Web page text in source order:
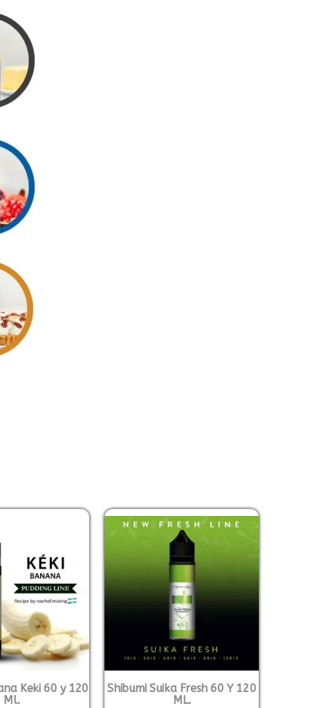
Keki 60 y 120
Ml.
Shibumi Suika Fresh 60 Y 120
ML.